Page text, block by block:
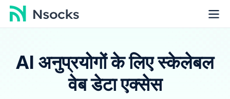
AI अनुप्रयोगों के लिए स्केलेबल
वेब डेटा एक्सेस